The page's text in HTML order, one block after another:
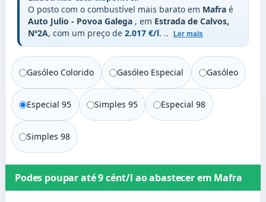
O posto com o combustível mais barato em Mafra é
Auto Julio - Povoa Galega , em Estrada de Calvos,
Nº2A, com um preço de 2.017 €/l. .. Ler mais
Gasóleo Colorido Gasóleo Especial Gasóleo
Especial 95 Simples 95 Especial 98
Simples 98
Podes poupar até9 cént/l ao abastecer em Mafra